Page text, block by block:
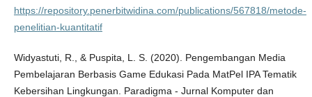
https://repository.penerbitwidina.com/publications/567818/metode-
penelitian-kuantitatif
Widyastuti, R., & Puspita, L. S. (2020). Pengembangan Media
Pembelajaran Berbasis Game Edukasi Pada MatPel IPA Tematik
Kebersihan Lingkungan. Paradigma - Jurnal Komputer dan